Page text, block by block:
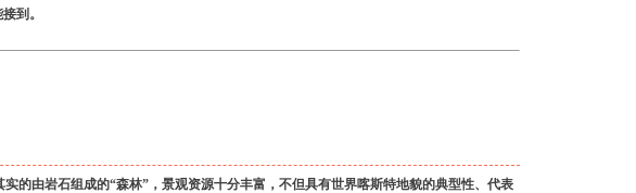
到。
的由岩石组成的“森林”，景观资源十分丰富，不但具有世界喀斯特地貌的典型性、代表